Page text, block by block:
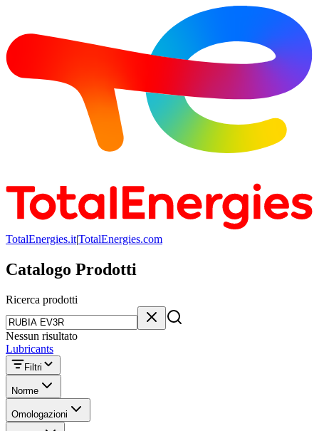
TotalEnergies.it|TotalEnergies.com
Catalogo Prodotti
Ricerca prodotti
Ricerca prodotti
Nessun risultato
Lubricants
Filtri
Norme
Omologazioni